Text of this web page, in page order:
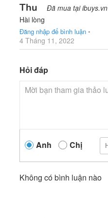
Thu Đã mua tại ibuys.vn
Hài lòng
Đăng nhập để bình luận •
4 Tháng 11, 2022
Hỏi đáp
Anh Chị
Không có bình luận nào